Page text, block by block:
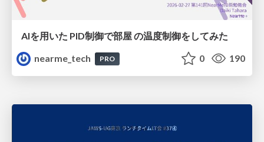
AIを用いた PID制御で部屋 の温度制御をしてみた
nearme_tech
PRO 0 190